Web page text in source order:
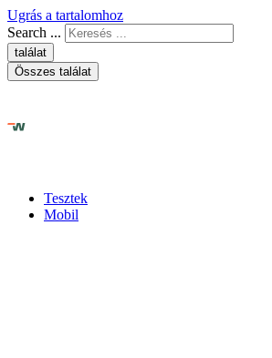
Ugrás a tartalomhoz
Search ...
találat
Összes találat
Tesztek
Mobil